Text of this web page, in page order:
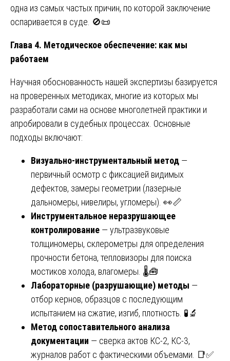
одна из самых частых причин, по которой заключение
оспаривается в суде. 🚫📜
Глава 4. Методическое обеспечение: как мы
работаем
Научная обоснованность нашей экспертизы базируется
на проверенных методиках, многие из которых мы
разработали сами на основе многолетней практики и
апробировали в судебных процессах. Основные
подходы включают:
Визуально-инструментальный метод —
первичный осмотр с фиксацией видимых
дефектов, замеры геометрии (лазерные
дальномеры, нивелиры, угломеры). 👀📏
Инструментальное неразрушающее
контролирование — ультразвуковые
толщиномеры, склерометры для определения
прочности бетона, тепловизоры для поиска
мостиков холода, влагомеры. 🌡️🧰
Лабораторные (разрушающие) методы —
отбор кернов, образцов с последующим
испытанием на сжатие, изгиб, плотность. 🧪🔬
Метод сопоставительного анализа
документации — сверка актов КС-2, КС-3,
журналов работ с фактическими объемами. 📑✅